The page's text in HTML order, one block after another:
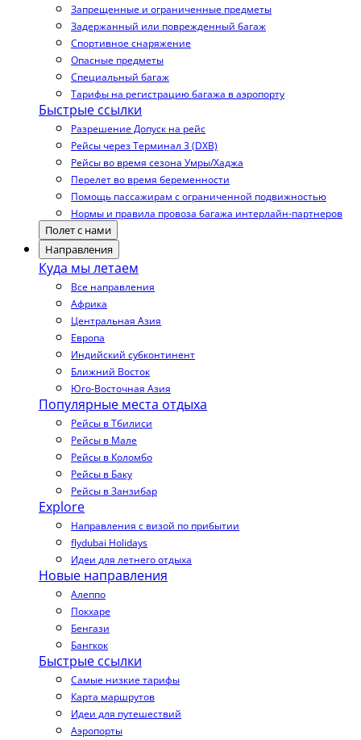
Запрещенные и ограниченные предметы
Задержанный или поврежденный багаж
Спортивное снаряжение
Опасные предметы
Специальный багаж
Тарифы на регистрацию багажа в аэропорту
Быстрые ссылки
Разрешение Допуск на рейс
Рейсы через Терминал 3 (DXB)
Рейсы во время сезона Умры/Хаджа
Перелет во время беременности
Помощь пассажирам с ограниченной подвижностью
Нормы и правила провоза багажа интерлайн-партнеров
Полет с нами
Направления
Куда мы летаем
Все направления
Африка
Центральная Азия
Европа
Индийский субконтинент
Ближний Восток
Юго-Восточная Азия
Популярные места отдыха
Рейсы в Тбилиси
Рейсы в Мале
Рейсы в Коломбо
Рейсы в Баку
Рейсы в Занзибар
Explore
Направления с визой по прибытии
flydubai Holidays
Идеи для летнего отдыха
Новые направления
Алеппо
Покхаре
Бенгази
Бангкок
Быстрые ссылки
Самые низкие тарифы
Карта маршрутов
Идеи для путешествий
Аэропорты